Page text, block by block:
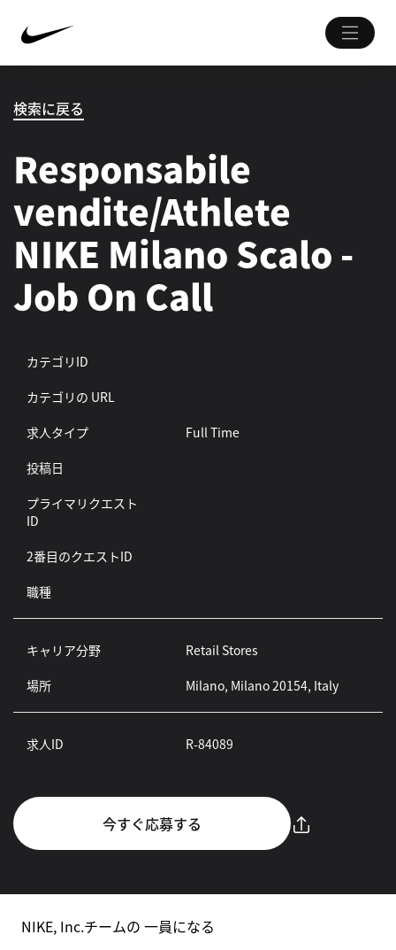
検索に戻る
Responsabile
vendite/Athlete
NIKE Milano Scalo -
Job On Call
カテゴリID
カテゴリの URL
求人タイプ
Full Time
投稿日
プライマリクエスト
ID
2番目のクエストID
職種
キャリア分野
Retail Stores
場所
Milano, Milano 20154, Italy
求人ID R-84089
今すぐ応募する
NIKE, Inc.チームの 一員になる